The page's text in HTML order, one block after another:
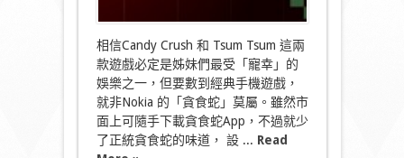
相信Candy Crush 和 Tsum Tsum 這兩
款遊戲必定是姊妹們最受「寵幸」的
娛樂之一，但要數到經典手機遊戲，
就非Nokia 的「貪食蛇」莫屬。雖然市
面上可隨手下載貪食蛇App，不過就少
了正統貪食蛇的味道， 設 ... Read